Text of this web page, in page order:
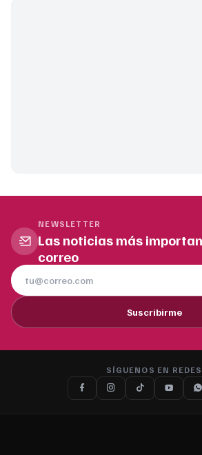
NEWSLETTER
Las noticias más
correo
Suscribirme
SÍGUENOS EN REDES